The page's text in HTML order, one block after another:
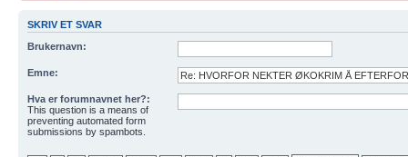
SKRIV ET SVAR
Brukernavn:
Emne:
Hva er forumnavnet her?:
This question is a means of
preventing automated form
submissions by spambots.